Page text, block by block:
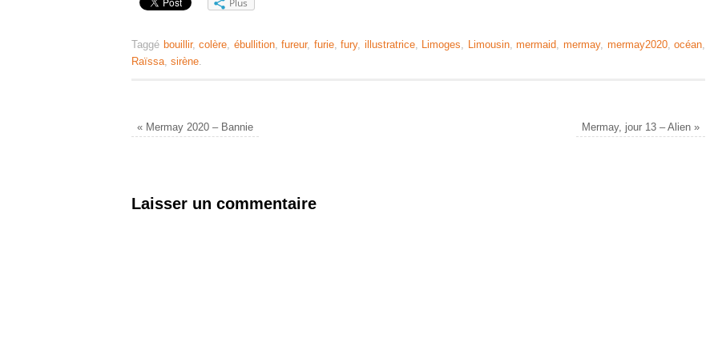
Taggé bouillir,colère, ébullition,fureur, furie,fury, illustratrice, Limoges, Limousin,mermaid,mermay, mermay2020,océan,
Raïssa, sirène.
« Mermay 2020 – Bannie Mermay, jour 13 – Alien »
Laisser un commentaire